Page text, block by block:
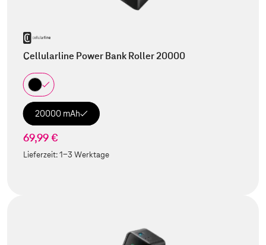
Cellularline Power Bank Roller 20000
20000 mAh
69,99 €
Lieferzeit:1-3 Werktage